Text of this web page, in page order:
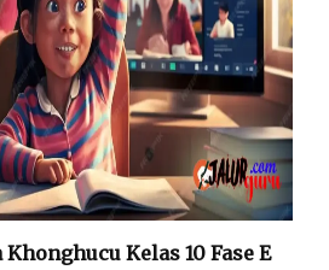
Kelas 10 Fase E